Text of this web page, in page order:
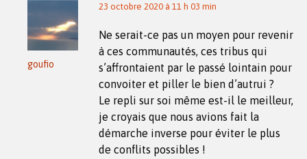
goufio
23 octobre 2020 à 11 h 03 min
Ne serait-ce pas un moyen pour revenir
à ces communautés, ces tribus qui
s’affrontaient par le passé lointain pour
convoiter et piller le bien d’autrui ?
Le repli sur soi même est-il le meilleur,
je croyais que nous avions fait la
démarche inverse pour éviter le plus
de conflits possibles !